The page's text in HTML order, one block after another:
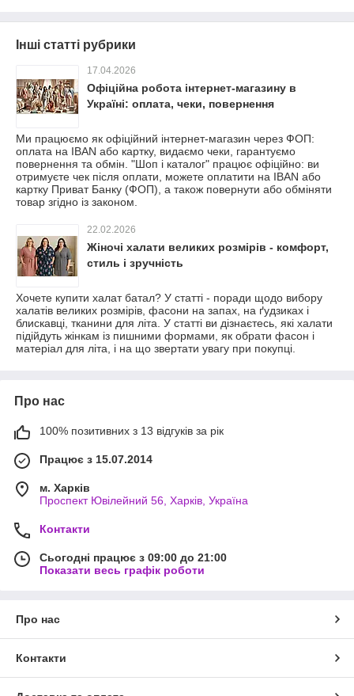
Інші статті рубрики
17.04.2026
Офіційна робота інтернет-магазину в
Україні: оплата, чеки, повернення
Ми працюємо як офіційний інтернет-магазин через ФОП:
оплата на IBAN або картку, видаємо чеки, гарантуємо
повернення та обмін. "Шоп і каталог" працює офіційно: ви
отримуєте чек після оплати, можете оплатити на IBAN або
картку Приват Банку (ФОП), а також повернути або обміняти
товар згідно із законом.
22.02.2026
Жіночі халати великих розмірів - комфорт,
стиль і зручність
Хочете купити халат батал? У статті - поради щодо вибору
халатів великих розмірів, фасони на запах, на ґудзиках і
блискавці, тканини для літа. У статті ви дізнаєтесь, які халати
підійдуть жінкам із пишними формами, як обрати фасон і
матеріал для літа, і на що звертати увагу при покупці.
Про нас
100% позитивних з 13 відгуків за рік
Працює з 15.07.2014
м. Харків
Проспект Ювілейний 56, Харків, Україна
Контакти
Сьогодні працює з 09:00 до 21:00
Показати весь графік роботи
Про нас
Контакти